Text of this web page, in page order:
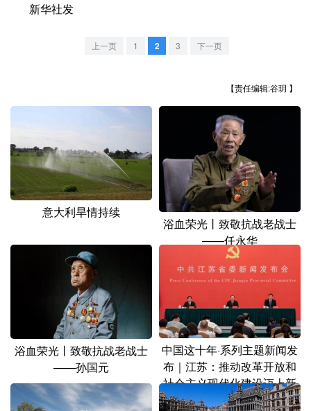
江苏
安徽
山东 河南
广东 广西 海南 重庆
四川 贵州 云南 西藏
青海 宁夏
多语种频道
English Español Français عربى
Русский язык 日本語 한국어
Deutsch Português
新华社发
上一页 1 2 3 下一页
【责任编辑:谷玥 】
意大利旱情持续
浴血荣光丨致敬抗战老战士
——任永华
浴血荣光丨致敬抗战老战士
——孙国元
中国这十年·系列主题新闻发
布｜江苏：推动改革开放和
社会主义现代化建设迈上新
台阶